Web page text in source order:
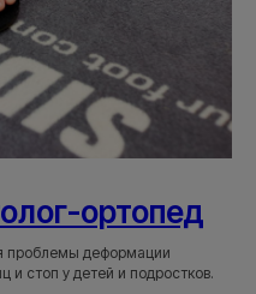
ортопед
проблемы деформации
и стоп у детей и подростков.